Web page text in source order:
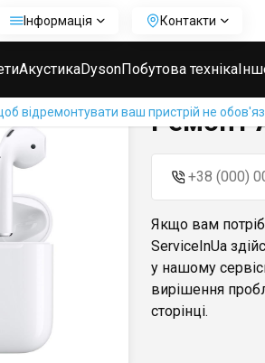
Інформація Контакти
АкустикаDysonПобутова техніка
відремонтувати ваш пристрій не
Apple AirPods Ремонт Apple
Ремонт
Якщо вам
ServiceInUa
у нашому
вирішення
сторінці.